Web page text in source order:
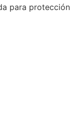
para protección